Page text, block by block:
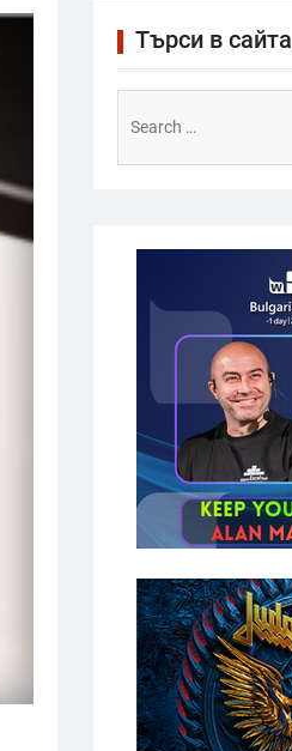
Търси в сайта
for: